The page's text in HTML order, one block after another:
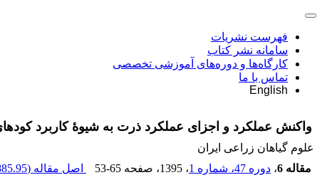
فهرست نشریات
سامانه نشر کتاب
کارگاه‌ها و دوره‌های آموزشی تخصصی
تماس با ما
English
واکنش عملکرد و اجزای عملکرد ذرت به شیوۀ کاربرد
علوم گیاهان زراعی ایران
مقاله 6
، دوره 47، شماره 1 ، 1395 ، صفحه 53-65 اصل مقاله (K